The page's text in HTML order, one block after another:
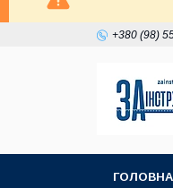
+380 (98)
ГОЛОВНА